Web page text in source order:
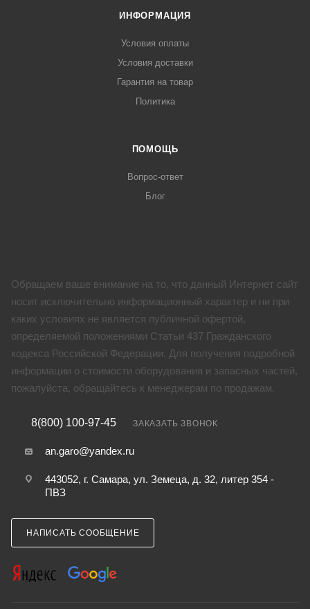
ИНФОРМАЦИЯ
Условия оплаты
Условия доставки
Гарантия на товар
Политика
ПОМОЩЬ
Вопрос-ответ
Блог
Обращаем ваше внимание на то, что данный Интернет сайт
носит исключительно информационный характер и ни при
каких условиях не является публичной офертой,
определяемой положениями Статьи 437 Гражданского
кодекса Российской Федерации. Для получения подробной
информации о стоимости оборудования и запасных частей,
пожалуйста, обращайтесь к менеджерам по продажам.
8(800) 100-97-45 ЗАКАЗАТЬ ЗВОНОК
an.garo@yandex.ru
443052, г. Самара, ул. Земеца, д. 32, литер 354 -
ПВЗ
НАПИСАТЬ СООБЩЕНИЕ